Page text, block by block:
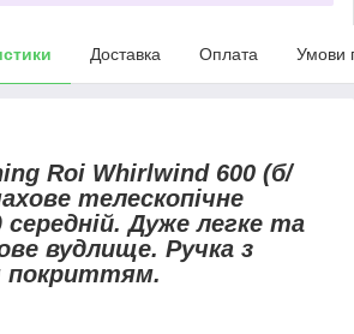
Доставка Оплата Умови
Roi Whirlwind 600 (б/
телескопічне
Дуже легке та
вудлище. Ручка з
покриттям.